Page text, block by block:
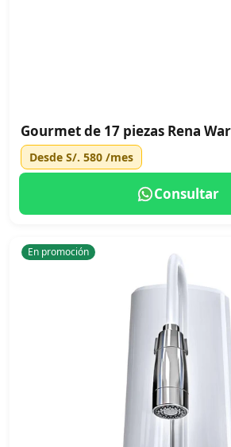
Gourmet de 17 piezas Rena
Desde S/. 580 /mes
Consultar
En promoción